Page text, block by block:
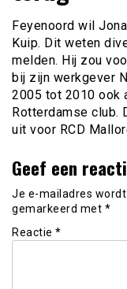
Feyenoord wil
Kuip. Dit weten
melden. Hij zou
bij zijn werkgever
2005 tot 2010 ook
Rotterdamse club.
uit voor RCD
Geef een
Je e-mailadres wordt
gemarkeerd met *
Reactie *